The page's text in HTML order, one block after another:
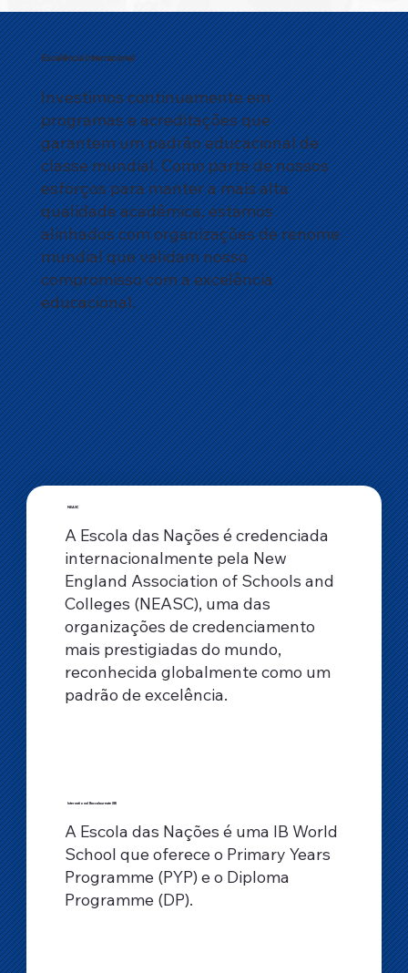
Investimos continuamente em
programas e acreditações que
garantem um padrão educacional de
classe mundial. Como parte de nossos
esforços para manter a mais alta
qualidade acadêmica, estamos
alinhados com organizações de renome
mundial que validam nosso
compromisso com a excelência
educacional.
Excelência Internacional
NEASC
A Escola das Nações é credenciada
internacionalmente pela New
England Association of Schools and
Colleges (NEASC), uma das
organizações de credenciamento
mais prestigiadas do mundo,
reconhecida globalmente como um
padrão de excelência.
International Baccalaureate (IB)
A Escola das Nações é uma IB World
School que oferece o Primary Years
Programme (PYP) e o Diploma
Programme (DP).